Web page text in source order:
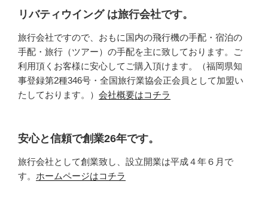
リバティウイング は旅行会社です。
旅行会社ですので、おもに国内の飛行機の手配・宿泊の
手配・旅行（ツアー）の手配を主に致しております。ご
利用頂くお客様に安心してご購入頂けます。（福岡県知
事登録第2種346号・全国旅行業協会正会員として加盟い
たしております。） 会社概要はコチラ
安心と信頼で創業26年です。
旅行会社として創業致し、設立開業は平成４年６月で
す。 ホームページはコチラ